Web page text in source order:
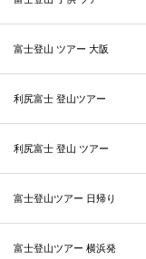
富士登山 ツアー 大阪
利尻富士 登山ツアー
利尻富士 登山 ツアー
富士登山ツアー 日帰り
富士登山ツアー 横浜発